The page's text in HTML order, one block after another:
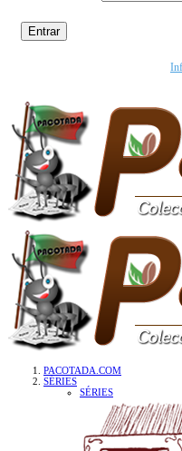
Entrar
PACOTADA.COM
SÉRIES
SÉRIES